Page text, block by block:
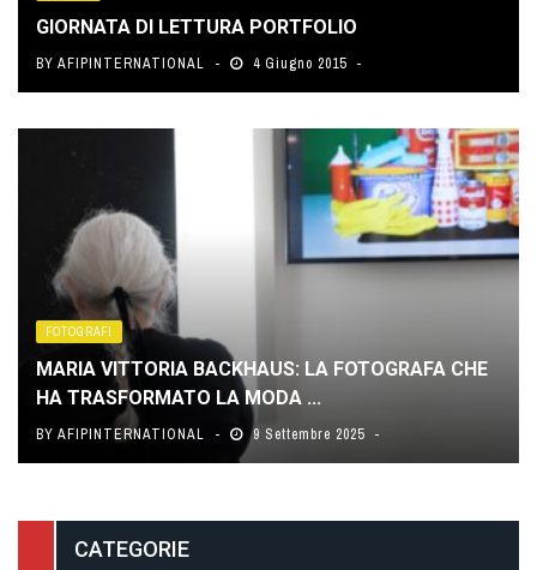
GIORNATA DI LETTURA PORTFOLIO
BY AFIPINTERNATIONAL 4 Giugno 2015
FOTOGRAFI
MARIA VITTORIA BACKHAUS: LA FOTOGRAFA CHE
HA TRASFORMATO LA MODA ...
BY AFIPINTERNATIONAL 9 Settembre 2025
CATEGORIE